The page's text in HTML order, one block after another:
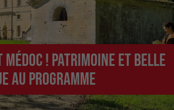
! Patrimoine et belle
au programme